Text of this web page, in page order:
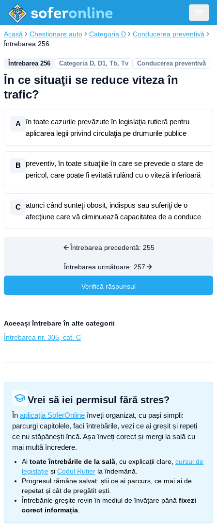
Acasă Chestionare auto Categoria D
Conducerea preventivă
Întrebarea 256
Întrebarea 256 Categoria D, D1, Tb, Tv Conducerea preventivă
În ce situaţii se reduce viteza în
trafic?
A
în toate cazurile prevăzute în legislaţia rutieră pentru
aplicarea legii privind circulaţia pe drumurile publice
B
preventiv, în toate situaţiile în care se prevede o stare de
pericol, care poate fi evitată rulând cu o viteză inferioară
C
atunci când sunteţi obosit, indispus sau suferiţi de o
afecţiune care vă diminuează capacitatea de a conduce
Întrebarea precedentă: 255
Întrebarea următoare: 257
Verifică răspunsul
Aceeași întrebare în alte categorii
Întrebarea nr. 305, cat. C
Vrei să iei permisul fără stres?
În aplicația SoferOnline înveți organizat, cu pași simpli:
parcurgi capitolele, faci întrebările, vezi ce ai greșit și repeți
ce nu stăpânești încă. Așa înveți corect și mergi la sală cu
mai multă încredere.
Ai toate întrebările de la sală , cu explicații clare, cursul de
legislație și Codul Rutier la îndemână.
Progresul rămâne salvat: știi ce ai parcurs, ce mai ai de
repetat și cât de pregătit ești.
Întrebările greșite revin în mediul de învățare până fixezi
corect informația